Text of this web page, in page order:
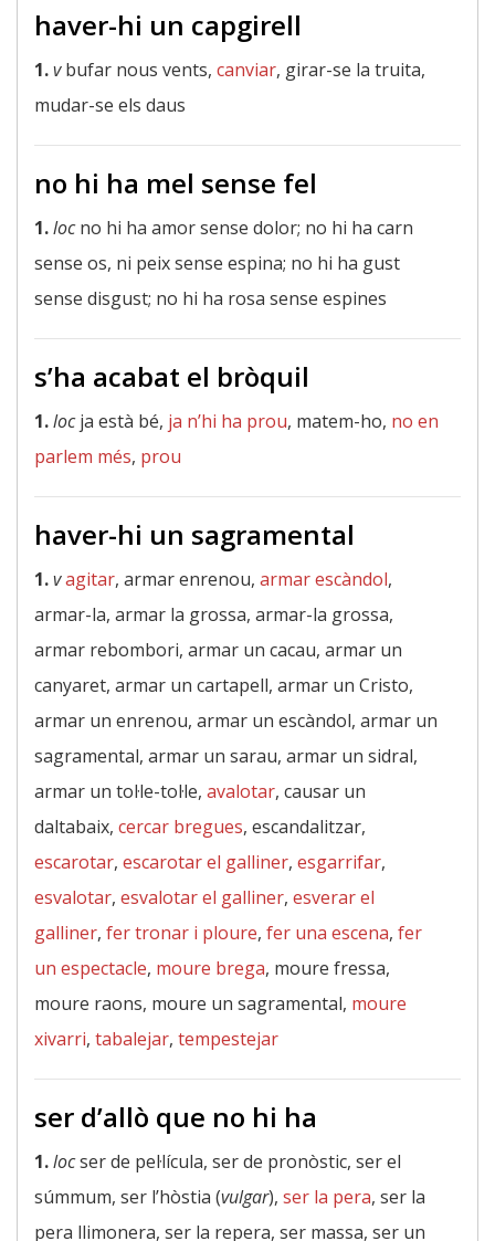
haver-hi un capgirell
1.vbufar nous vents, canviar, girar-se la truita,
mudar-se els daus
no hi ha mel sense fel
1.locno hi ha amor sense dolor; no hi ha carn
sense os, ni peix sense espina; no hi ha gust
sense disgust; no hi ha rosa sense espines
s’ha acabat el bròquil
1.locja està bé, ja n’hi ha prou, matem-ho, no en
parlem més, prou
haver-hi un sagramental
1.vagitar, armar enrenou, armar escàndol,
armar-la, armar la grossa, armar-la grossa,
armar rebombori, armar un cacau, armar un
canyaret, armar un cartapell, armar un Cristo,
armar un enrenou, armar un escàndol, armar un
sagramental, armar un sarau, armar un sidral,
armar un tol·le-tol·le, avalotar, causar un
daltabaix, cercar bregues, escandalitzar,
escarotar, escarotar el galliner, esgarrifar,
esvalotar, esvalotar el galliner, esverar el
galliner, fer tronar i ploure, fer una escena, fer
un espectacle, moure brega, moure fressa,
moure raons, moure un sagramental, moure
xivarri, tabalejar, tempestejar
ser d’allò que no hi ha
1.locser de pel·lícula, ser de pronòstic, ser el
súmmum, ser l’hòstia (vulgar), ser la pera, ser la
pera llimonera, ser la repera, ser massa, ser un